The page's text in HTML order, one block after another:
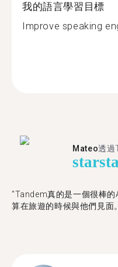
我的語言學習目標
Improve speaking
Mateo透過
star
"Tandem真的是一個很棒
算在旅遊的時候與他們見面